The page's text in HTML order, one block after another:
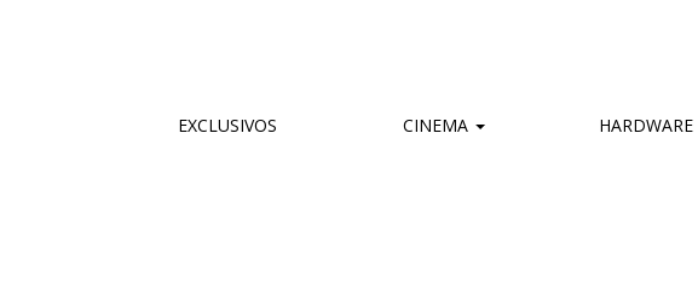
EXCLUSIVOS CINEMA HARDWARE